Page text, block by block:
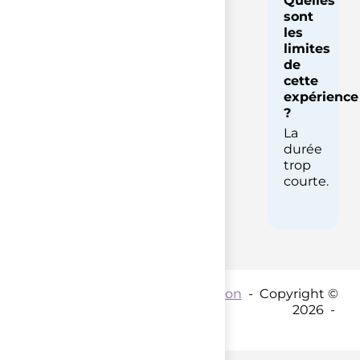
sont
les
limites
de
cette
expérience
?
La
durée
trop
courte.
Coordination - Copyright ©
2026 -